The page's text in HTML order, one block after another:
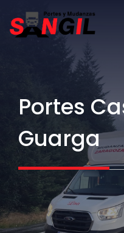
Portes
Guarga